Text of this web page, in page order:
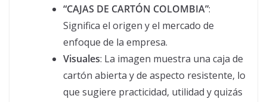
“CAJAS DE CARTÓN COLOMBIA”:
Significa el origen y el mercado de
enfoque de la empresa.
Visuales: La imagen muestra una caja de
cartón abierta y de aspecto resistente, lo
que sugiere practicidad, utilidad y quizás